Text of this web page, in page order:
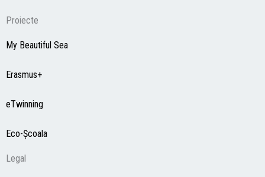
Proiecte
My Beautiful Sea
Erasmus+
eTwinning
Eco-Şcoala
Legal